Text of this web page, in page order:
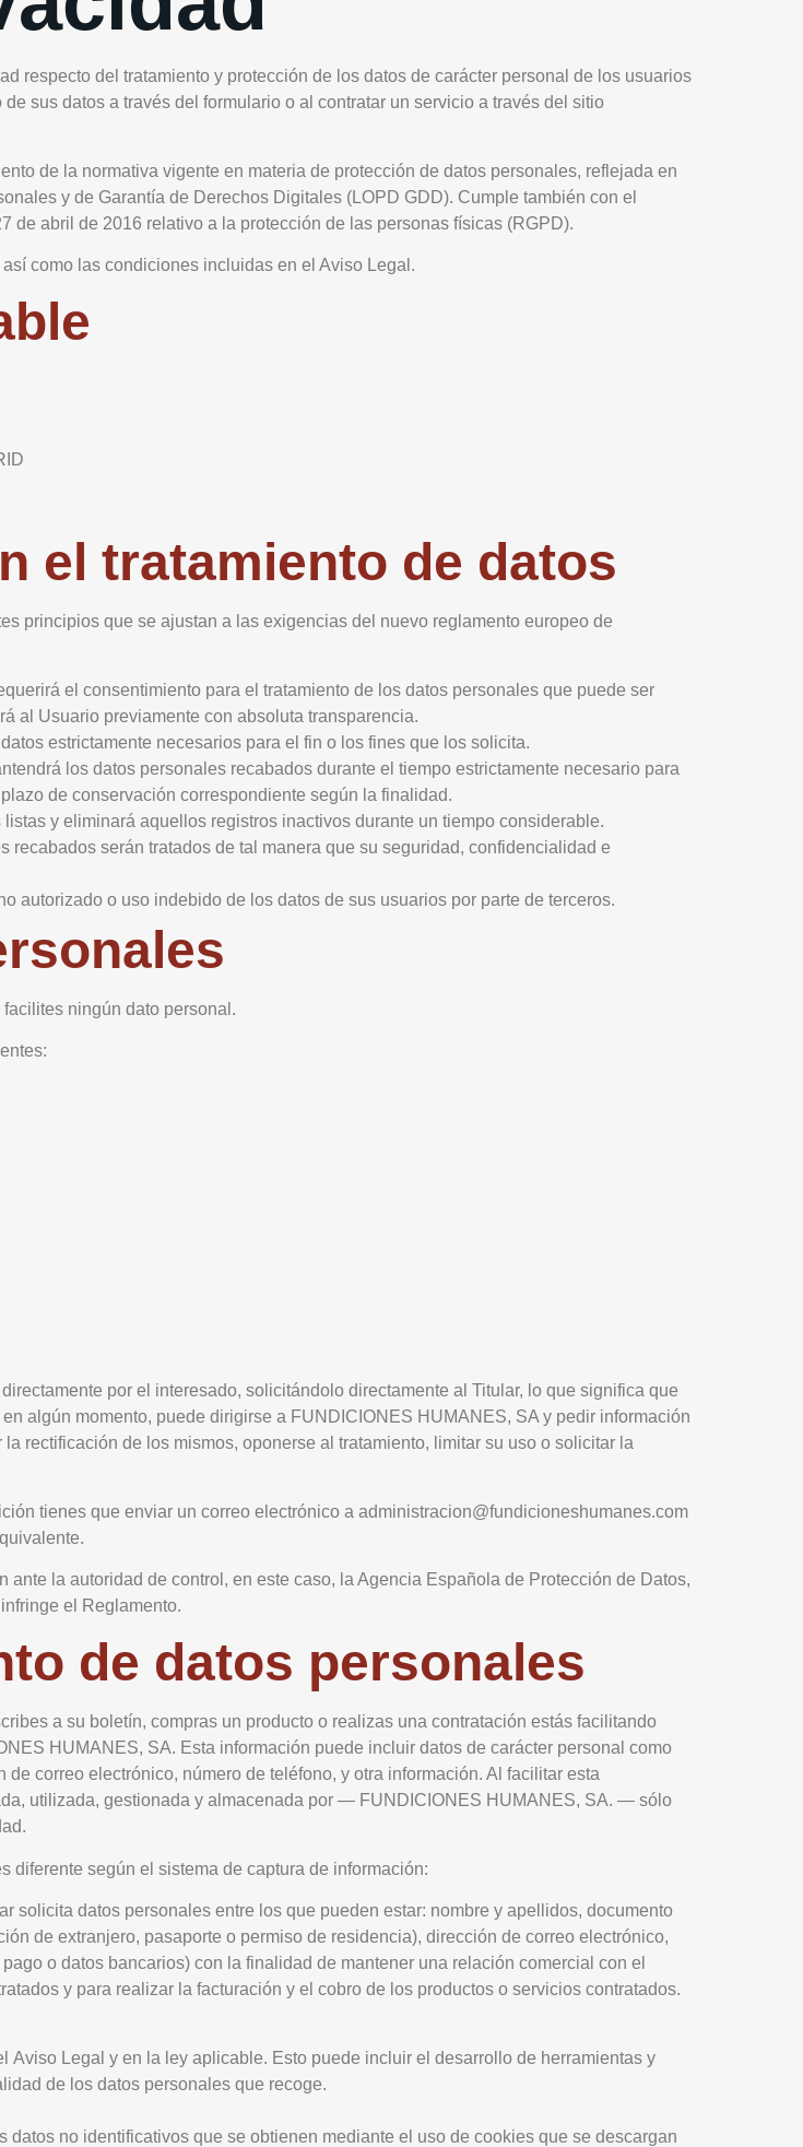
respecto del tratamiento y protección de los datos de carácter personal de los usuarios
sus datos a través del formulario o al contratar un servicio a través del sitio
de la normativa vigente en materia de protección de datos personales, reflejada en
y de Garantía de Derechos Digitales (LOPD GDD). Cumple también con el
de abril de 2016 relativo a la protección de las personas físicas (RGPD).
como las condiciones incluidas en el Aviso Legal.
el tratamiento de datos
principios que se ajustan a las exigencias del nuevo reglamento europeo de
el consentimiento para el tratamiento de los datos personales que puede ser
al Usuario previamente con absoluta transparencia.
estrictamente necesarios para el fin o los fines que los solicita.
los datos personales recabados durante el tiempo estrictamente necesario para
de conservación correspondiente según la finalidad.
y eliminará aquellos registros inactivos durante un tiempo considerable.
recabados serán tratados de tal manera que su seguridad, confidencialidad e
autorizado o uso indebido de los datos de sus usuarios por parte de terceros.
ningún dato personal.
por el interesado, solicitándolo directamente al Titular, lo que significa que
algún momento, puede dirigirse a FUNDICIONES HUMANES, SA y pedir información
rectificación de los mismos, oponerse al tratamiento, limitar su uso o solicitar la
tienes que enviar un correo electrónico a administracion@fundicioneshumanes.com
la autoridad de control, en este caso, la Agencia Española de Protección de Datos,
el Reglamento.
de datos personales
a su boletín, compras un producto o realizas una contratación estás facilitando
HUMANES, SA. Esta información puede incluir datos de carácter personal como
correo electrónico, número de teléfono, y otra información. Al facilitar esta
utilizada, gestionada y almacenada por — FUNDICIONES HUMANES, SA. — sólo
diferente según el sistema de captura de información:
solicita datos personales entre los que pueden estar: nombre y apellidos, documento
de extranjero, pasaporte o permiso de residencia), dirección de correo electrónico,
o datos bancarios) con la finalidad de mantener una relación comercial con el
y para realizar la facturación y el cobro de los productos o servicios contratados.
Legal y en la ley aplicable. Esto puede incluir el desarrollo de herramientas y
de los datos personales que recoge.
no identificativos que se obtienen mediante el uso de cookies que se descargan